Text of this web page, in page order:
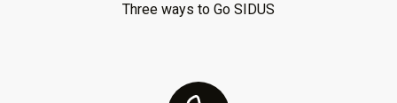
Three ways to Go SIDUS